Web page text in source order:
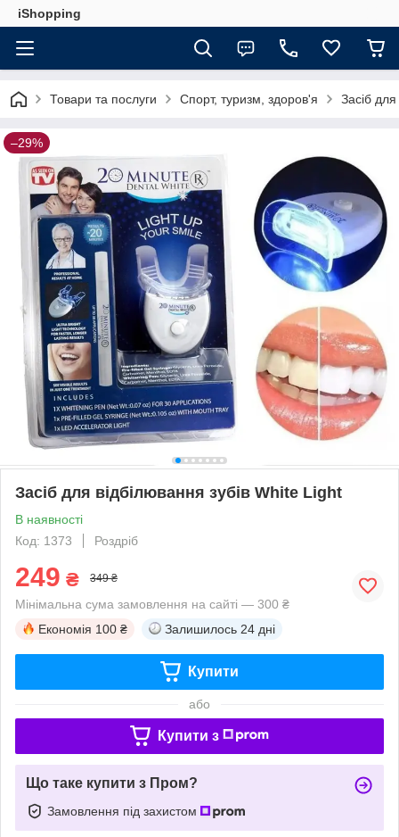
iShopping
Товари та послуги Спорт, туризм, здоров'я Засіб
–29%
Засіб для відбілювання зубів White Light
В наявності
Код: 1373
Роздріб
249 ₴ 349 ₴
Мінімальна сума замовлення на сайті — 300 ₴
Економія 100 ₴ Залишилось 24 дні
Купити
або
Купити з
Що таке купити з Пром?
Замовлення під захистом